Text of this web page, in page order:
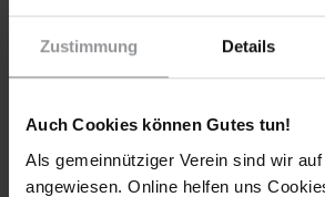
Zustimmung Details
Auch Cookies können Gutes tun!
Als gemeinnütziger Verein sind wir
angewiesen. Online helfen uns
Nachdruck verliehen werden.
Folterern einen Strich durch die Rechnung!
Hier geht es zur Petition